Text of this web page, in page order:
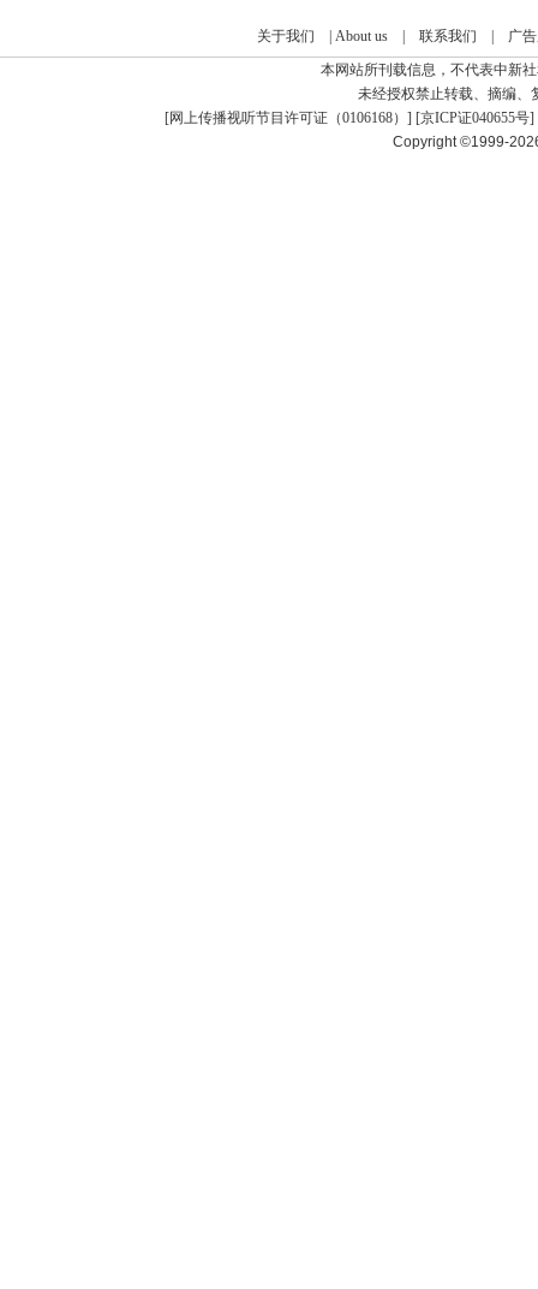
关于我们 About us| 联系我们
广
本网站所刊载信息，不代表中新
未经授权禁止转载、摘编、
[网上传播视听节目许可证（0106168） ] [京ICP证040655号]
Copyright ©1999-